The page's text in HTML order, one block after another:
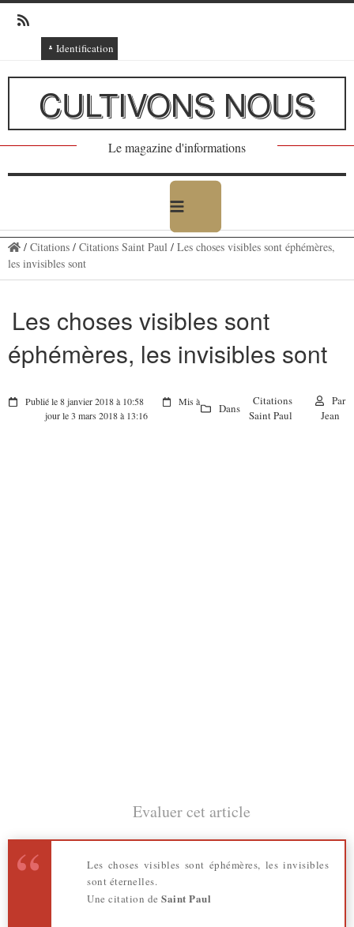
Identification
Connexion
Connexion via Facebook
Inscription
Ajout texte ou poème
CULTIVONS NOUS
Le magazine d'informations
/ Citations/ Citations Saint Paul/ Les choses visibles sont éphémères,
les invisibles sont
Les choses visibles sont
éphémères, les invisibles sont
Publié le 8 janvier 2018 à 10:58
Mis à
jour le 3 mars 2018 à 13:16
Dans
Citations
Saint Paul
Par
Jean
Evaluer cet article
Les choses visibles sont éphémères, les invisibles
sont éternelles.
Une citation de Saint Paul